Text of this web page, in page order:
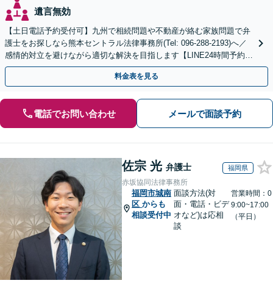
遺言無効
【土日電話予約受付可】九州で相続問題や不動産が絡む家族問題で弁
護士をお探しなら熊本セントラル法律事務所(Tel: 096-288-2193)へ／
感情的対立を避けながら適切な解決を目指します【LINE24時間予約受
付可】【休日・夜間相談可】
料金表を見る
電話でお問い合わせ メールで面談予約
佐宗 光 弁護士 福岡県
赤坂協同法律事務所
福岡市城南
区 からも
相談受付中
面談方法(対
面・電話・ビデ
オなど)は応相
談
営業時間：0
9:00~17:00
（平日）